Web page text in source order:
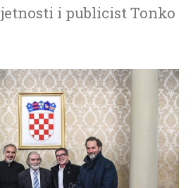
i publicist Tonko